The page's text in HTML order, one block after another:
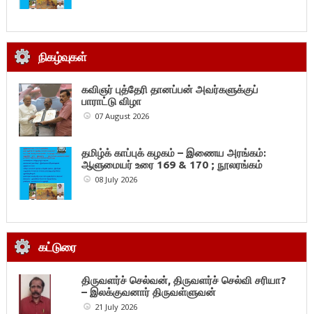
நிகழ்வுகள்
கவிஞர் புத்தேரி தானப்பன் அவர்களுக்குப்
பாராட்டு விழா
07 August 2026
தமிழ்க் காப்புக் கழகம் – இணைய அரங்கம்:
ஆளுமையர் உரை 169 & 170 ; நூலரங்கம்
08 July 2026
கட்டுரை
திருவளர்ச் செல்வன், திருவளர்ச் செல்வி சரியா?
– இலக்குவனார் திருவள்ளுவன்
21 July 2026